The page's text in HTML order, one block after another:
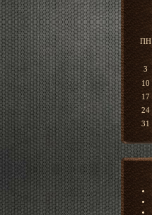
ПН
3
10
17
24
31